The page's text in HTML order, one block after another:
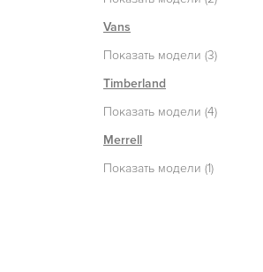
Vans
Показать модели (3)
Timberland
Показать модели (4)
Merrell
Показать модели (1)